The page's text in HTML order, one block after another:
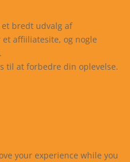
bredt udvalg af
affiiliatesite, og nogle
til at forbedre din oplevelse.
your experience while you